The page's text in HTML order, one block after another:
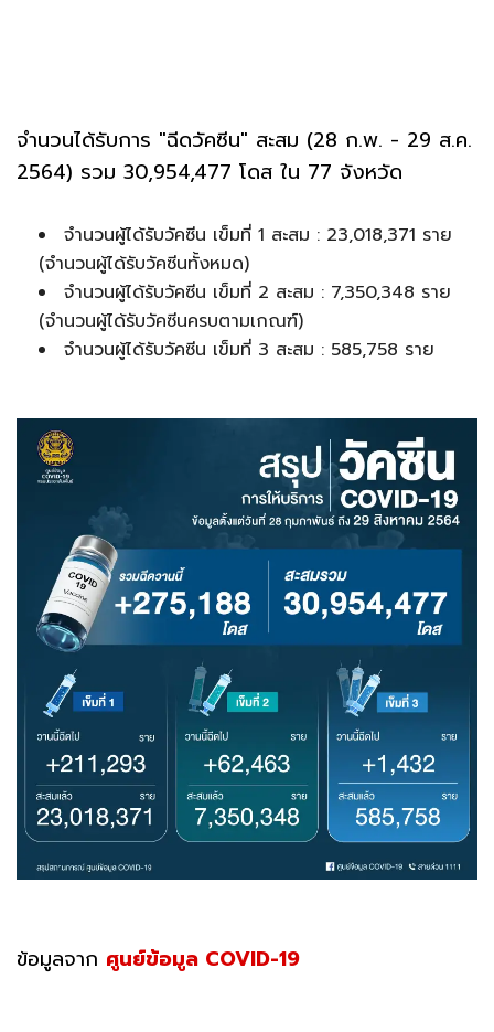
จำนวนได้รับการ "ฉีดวัคซีน" สะสม (28 ก.พ. - 29 ส.ค.
2564) รวม 30,954,477 โดส ใน 77 จังหวัด
จำนวนผู้ได้รับวัคซีน เข็มที่ 1 สะสม : 23,018,371 ราย
(จำนวนผู้ได้รับวัคซีนทั้งหมด)
จำนวนผู้ได้รับวัคซีน เข็มที่ 2 สะสม : 7,350,348 ราย
(จำนวนผู้ได้รับวัคซีนครบตามเกณฑ์)
จำนวนผู้ได้รับวัคซีน เข็มที่ 3 สะสม : 585,758 ราย
ข้อมูลจาก ศูนย์ข้อมูล COVID-19